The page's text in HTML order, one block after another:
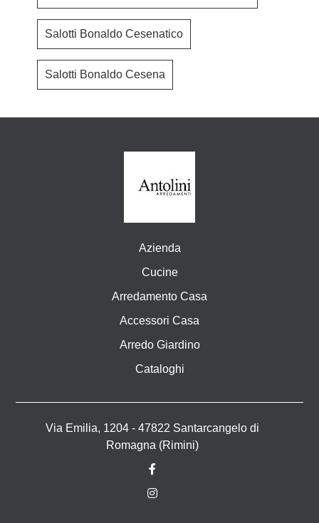
Salotti Bonaldo Cesenatico
Salotti Bonaldo Cesena
Azienda
Cucine
Arredamento Casa
Accessori Casa
Arredo Giardino
Cataloghi
Via Emilia, 1204 - 47822 Santarcangelo di
Romagna (Rimini)